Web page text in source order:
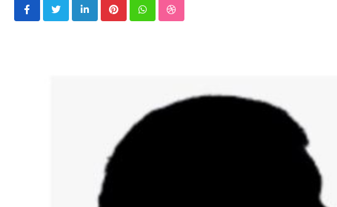
LinkedInPinterestWhatsappStumbleUpon